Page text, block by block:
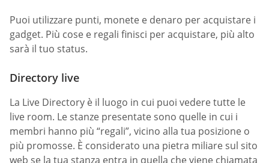
Puoi utilizzare punti, monete e denaro per acquistare i
gadget. Più cose e regali finisci per acquistare, più alto
sarà il tuo status.
Directory live
La Live Directory è il luogo in cui puoi vedere tutte le
live room. Le stanze presentate sono quelle in cui i
membri hanno più “regali”, vicino alla tua posizione o
più promosse. È considerato una pietra miliare sul sito
web se la tua stanza entra in quella che viene chiamata